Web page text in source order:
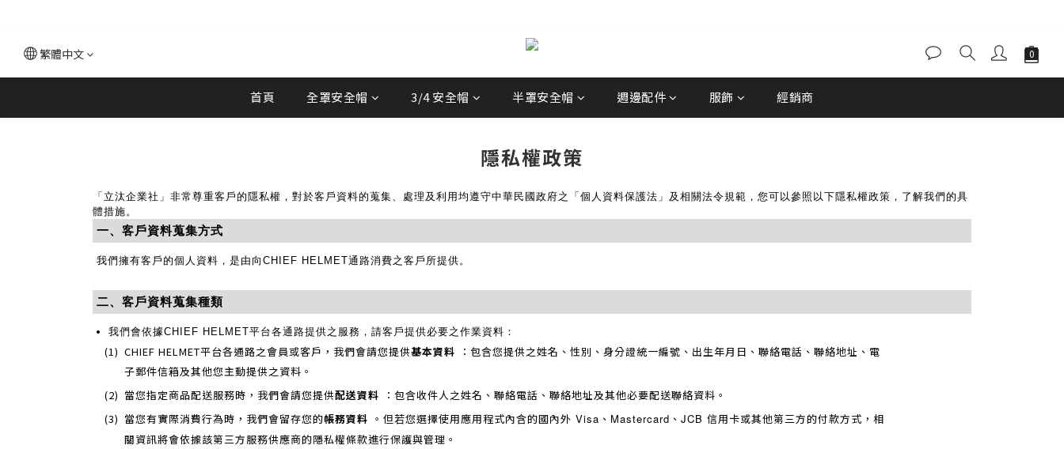
繁體中文
首頁 全罩安全帽 3/4 安全帽 半罩安全帽 週邊配件 服飾 經銷商
隱私權政策
「立汰企業社」非常尊重客戶的隱私權，對於客戶資料的蒐集、處理及利用均遵守中華民國政府之「個人資料保護法」及相關法令規範，您可以參照以下隱私權政策，了解我們的具
體措施。
一、客戶資料蒐集方式
我們擁有客戶的個人資料，是由向CHIEF HELMET通路消費之客戶所提供。
二、客戶資料蒐集種類
我們會依據CHIEF HELMET平台各通路提供之服務，請客戶提供必要之作業資料：
(1) CHIEF HELMET平台各通路之會員或客戶，我們會請您提供基本資料
：包含您提供之姓名、性別、身分證統一編號、出生年月日、聯絡電話、聯絡地址、電
子郵件信箱及其他您主動提供之資料。
(2) 當您指定商品配送服務時，我們會請您提供配送資料
：包含收件人之姓名、聯絡電話、聯絡地址及其他必要配送聯絡資料。
(3) 當您有實際消費行為時，我們會留存您的帳務資料 。但若您選擇使用應用程式內含的國內外 Visa 、 Mastercard 、 JCB 信用卡或其他第三方的付款方式，相
關資訊將會依據該第三方服務供應商的隱私權條款進行保護與管理。